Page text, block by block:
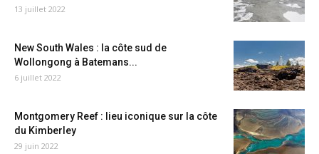
13 juillet 2022
New South Wales : la côte sud de
Wollongong à Batemans...
6 juillet 2022
Montgomery Reef : lieu iconique sur la côte
du Kimberley
29 juin 2022